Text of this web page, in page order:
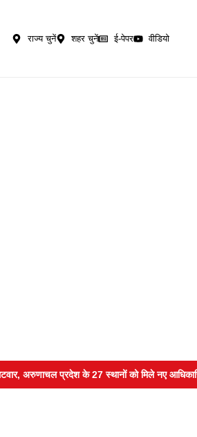
राज्य चुनें शहर चुनें ई-पेपर वीडियो
प्रदेश के 27 स्थानों को मिले नए आधिकारिक नाम